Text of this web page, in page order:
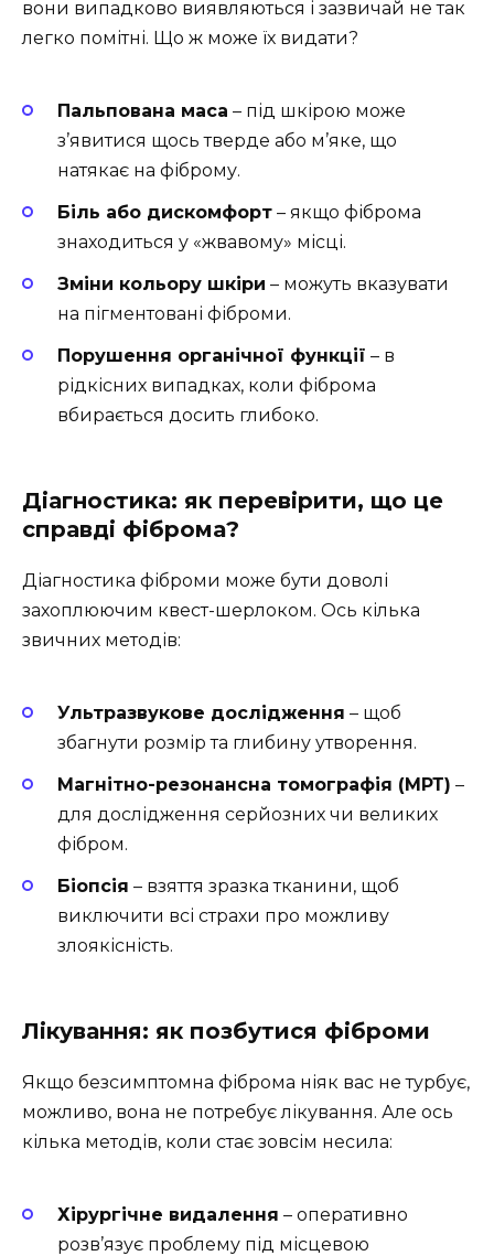
вони випадково виявляються і зазвичай не так
легко помітні. Що ж може їх видати?
Пальпована маса – під шкірою може
з’явитися щось тверде або м’яке, що
натякає на фіброму.
Біль або дискомфорт – якщо фіброма
знаходиться у «жвавому» місці.
Зміни кольору шкіри – можуть вказувати
на пігментовані фіброми.
Порушення органічної функції – в
рідкісних випадках, коли фіброма
вбирається досить глибоко.
Діагностика: як перевірити, що це
справді фіброма?
Діагностика фіброми може бути доволі
захоплюючим квест-шерлоком. Ось кілька
звичних методів:
Ультразвукове дослідження – щоб
збагнути розмір та глибину утворення.
Магнітно-резонансна томографія (МРТ) –
для дослідження серйозних чи великих
фібром.
Біопсія – взяття зразка тканини, щоб
виключити всі страхи про можливу
злоякісність.
Лікування: як позбутися фіброми
Якщо безсимптомна фіброма ніяк вас не турбує,
можливо, вона не потребує лікування. Але ось
кілька методів, коли стає зовсім несила:
Хірургічне видалення – оперативно
розв’язує проблему під місцевою